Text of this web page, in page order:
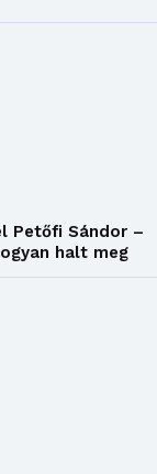
Petőfi Sándor –
halt meg